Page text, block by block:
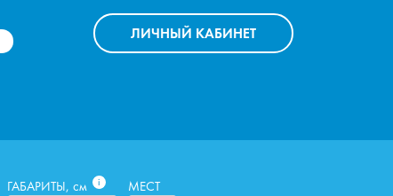
ЛИЧНЫЙ КАБИНЕТ
ГАБАРИТЫ, см i МЕСТ